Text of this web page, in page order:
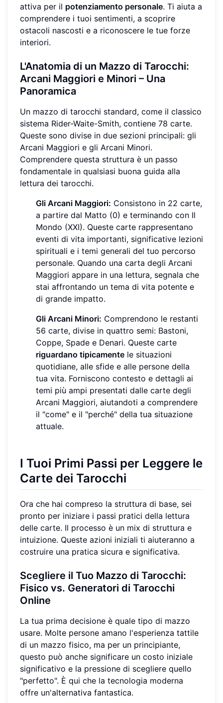
attiva per il potenziamento personale. Ti aiuta a
comprendere i tuoi sentimenti, a scoprire
ostacoli nascosti e a riconoscere le tue forze
interiori.
L'Anatomia di un Mazzo di Tarocchi:
Arcani Maggiori e Minori – Una
Panoramica
Un mazzo di tarocchi standard, come il classico
sistema Rider-Waite-Smith, contiene 78 carte.
Queste sono divise in due sezioni principali: gli
Arcani Maggiori e gli Arcani Minori.
Comprendere questa struttura è un passo
fondamentale in qualsiasi buona guida alla
lettura dei tarocchi.
Gli Arcani Maggiori: Consistono in 22 carte,
a partire dal Matto (0) e terminando con Il
Mondo (XXI). Queste carte rappresentano
eventi di vita importanti, significative lezioni
spirituali e i temi generali del tuo percorso
personale. Quando una carta degli Arcani
Maggiori appare in una lettura, segnala che
stai affrontando un tema di vita potente e
di grande impatto.
Gli Arcani Minori: Comprendono le restanti
56 carte, divise in quattro semi: Bastoni,
Coppe, Spade e Denari. Queste carte
riguardano tipicamente le situazioni
quotidiane, alle sfide e alle persone della
tua vita. Forniscono contesto e dettagli ai
temi più ampi presentati dalle carte degli
Arcani Maggiori, aiutandoti a comprendere
il "come" e il "perché" della tua situazione
attuale.
I Tuoi Primi Passi per Leggere le
Carte dei Tarocchi
Ora che hai compreso la struttura di base, sei
pronto per iniziare i passi pratici della lettura
delle carte. Il processo è un mix di struttura e
intuizione. Queste azioni iniziali ti aiuteranno a
costruire una pratica sicura e significativa.
Scegliere il Tuo Mazzo di Tarocchi:
Fisico vs. Generatori di Tarocchi
Online
La tua prima decisione è quale tipo di mazzo
usare. Molte persone amano l'esperienza tattile
di un mazzo fisico, ma per un principiante,
questo può anche significare un costo iniziale
significativo e la pressione di scegliere quello
"perfetto". È qui che la tecnologia moderna
offre un'alternativa fantastica.